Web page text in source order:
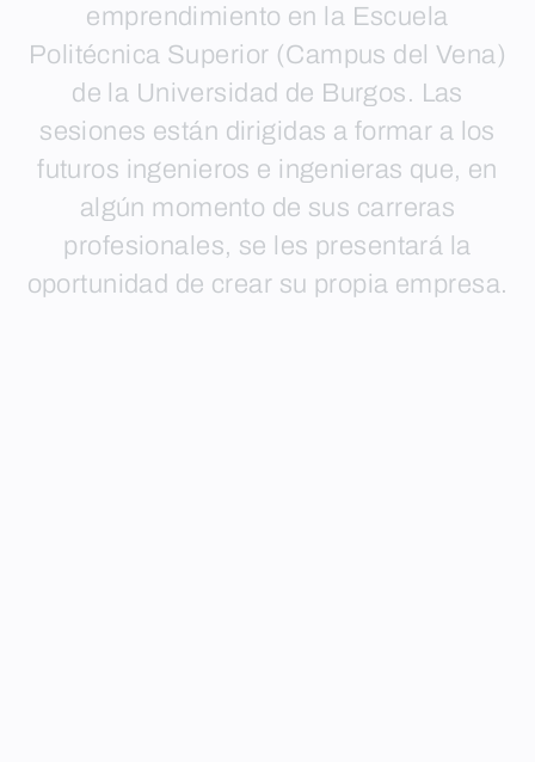
emprendimiento en la Escuela
Politécnica Superior (Campus del Vena)
de la Universidad de Burgos. Las
sesiones están dirigidas a formar a los
futuros ingenieros e ingenieras que, en
algún momento de sus carreras
profesionales, se les presentará la
oportunidad de crear su propia empresa.